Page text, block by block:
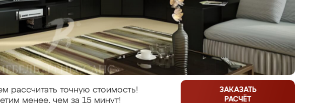
рассчитать точную стоимость!
менее, чем за 15 минут!
ЗАКАЗАТЬ
РАСЧЁТ